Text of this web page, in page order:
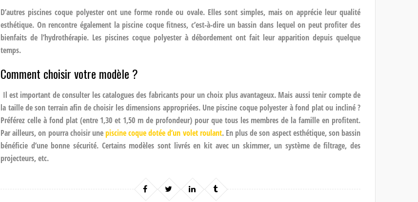
D’autres piscines coque polyester ont une forme ronde ou ovale. Elles sont simples, mais on apprécie leur qualité
esthétique. On rencontre également la piscine coque fitness, c’est-à-dire un bassin dans lequel on peut profiter des
bienfaits de l’hydrothérapie. Les piscines coque polyester à débordement ont fait leur apparition depuis quelque
temps.
Comment choisir votre modèle ?
Il est important de consulter les catalogues des fabricants pour un choix plus avantageux. Mais aussi tenir compte de
la taille de son terrain afin de choisir les dimensions appropriées. Une piscine coque polyester à fond plat ou incliné ?
Préférez celle à fond plat (entre 1,30 et 1,50 m de profondeur) pour que tous les membres de la famille en profitent.
Par ailleurs, on pourra choisir unepiscine coque dotée d’un volet roulant. En plus de son aspect esthétique, son bassin
bénéficie d’une bonne sécurité. Certains modèles sont livrés en kit avec un skimmer, un système de filtrage, des
projecteurs, etc.